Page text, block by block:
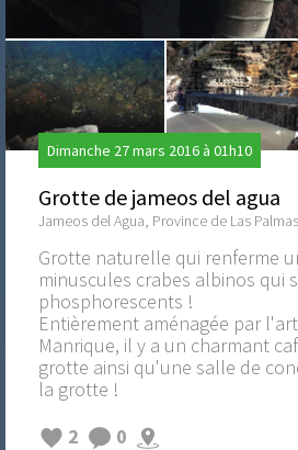
Dimanche 27 mars 2016 à 01h10
Grotte de jameos del agua
Jameos del Agua, Province de Las
Grotte naturelle qui renferme
minuscules crabes albinos qui
phosphorescents !
Entièrement aménagée par
Manrique, il y a un charmant
grotte ainsi qu'une salle de
la grotte !
2
0